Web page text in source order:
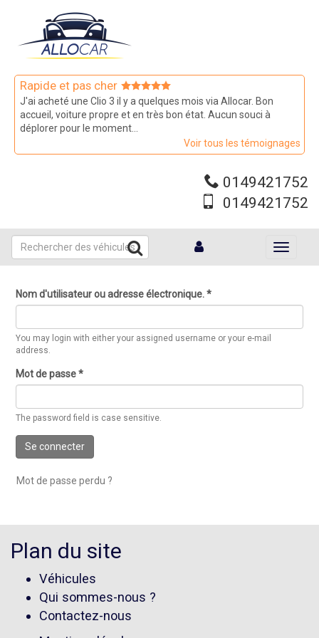
principal
Rapide et pas cher
J'ai acheté une Clio 3 il y a quelques mois via Allocar. Bon
accueil, voiture propre et en très bon état. Aucun souci à
déplorer pour le moment...
Voir tous les témoignages
0149421752
0149421752
Toggle
Nom d'utilisateur ou adresse électronique.*
You may login with either your assigned username or your e-mail
address.
Mot de passe*
The password field is case sensitive.
Se connecter
Mot de passe perdu ?
Plan du site
Véhicules
Qui sommes-nous ?
Contactez-nous